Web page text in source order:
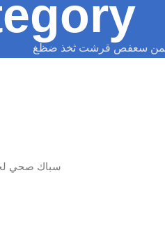
سعفص قرشت ثخذ ضظغ
سباك صحي